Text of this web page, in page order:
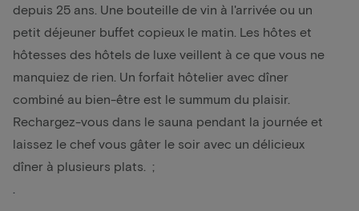
depuis 25 ans. Une bouteille de vin à l'arrivée ou un
petit déjeuner buffet copieux le matin. Les hôtes et
hôtesses des hôtels de luxe veillent à ce que vous ne
manquiez de rien. Un forfait hôtelier avec dîner
combiné au bien-être est le summum du plaisir.
Rechargez-vous dans le sauna pendant la journée et
laissez le chef vous gâter le soir avec un délicieux
dîner à plusieurs plats. ;